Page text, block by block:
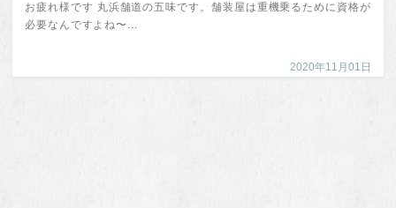
お疲れ様です 丸浜舗道の五味です。舗装屋は重機乗るために資格が
必要なんですよね〜...
2020年11月01日